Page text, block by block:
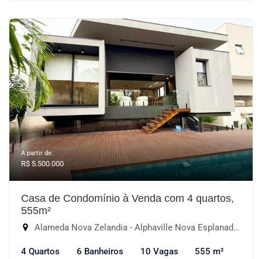
A partir de:
R$ 5.500.000
Casa de Condomínio à Venda com 4 quartos,
555m²
Alameda Nova Zelandia - Alphaville Nova Esplanada I, Votorantim-SP
4 Quartos 6 Banheiros 10 Vagas 555 m²